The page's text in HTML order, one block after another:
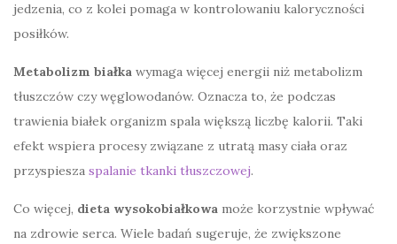
jedzenia, co z kolei pomaga w kontrolowaniu kaloryczności
posiłków.
Metabolizm białka wymaga więcej energii niż metabolizm
tłuszczów czy węglowodanów. Oznacza to, że podczas
trawienia białek organizm spala większą liczbę kalorii. Taki
efekt wspiera procesy związane z utratą masy ciała oraz
przyspiesza spalanie tkanki tłuszczowej.
Co więcej, dieta wysokobiałkowa może korzystnie wpływać
na zdrowie serca. Wiele badań sugeruje, że zwiększone